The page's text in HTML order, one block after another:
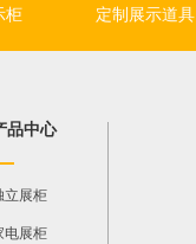
柜 定制展示道具
品中心
立展柜
电展柜